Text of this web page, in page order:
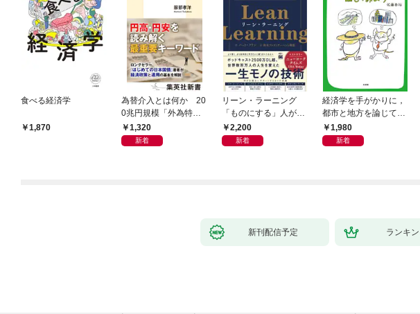
食べる経済学
1,870
為替介入とは何か 20
0兆円規模「外為特
会」が生まれた謎
1,320
新着
リーン・ラーニング
「ものにする」人が自
然とやっている 最小の
インプットで最大の成
2,200
新着
経済学を手がかりに，
都市と地方を論じてみ
よう1,980
新着
新刊配信予定 ランキ